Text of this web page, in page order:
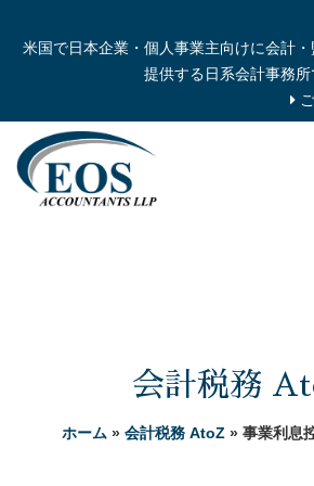
米国で日本企業・個人事業主向けに会計
提供する日系会計事務所
会計税務
ホーム » 会計税務 AtoZ » 事業利息